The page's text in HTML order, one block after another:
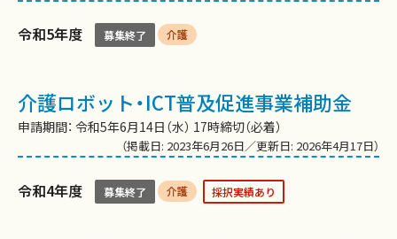
令和5年度 募集終了 介護
介護ロボット・ICT普及促進事業補助金
申請期間： 令和5年6月14日（水） 17時締切（必着）
（掲載日: 2023年6月26日／更新日: 2026年4月17日）
令和4年度 募集終了 介護 採択実績あり